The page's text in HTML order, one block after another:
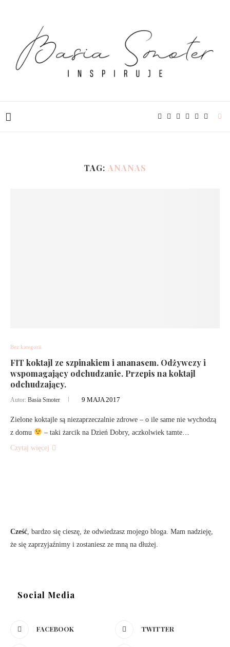
TAG: ANANAS
Bez kategorii
FIT koktajl ze szpinakiem i ananasem. Odżywczy i
wspomagający odchudzanie. Przepis na koktajl
odchudzający.
Autor: Basia Smoter 9 MAJA 2017
Zielone koktajle są niezaprzeczalnie zdrowe – o ile same nie wychodzą
z domu
– taki żarcik na Dzień Dobry, aczkolwiek tamte…
Czytaj więcej
Cześć , bardzo się cieszę, że odwiedzasz mojego bloga. Mam nadzieję,
że się zaprzyjaźnimy i zostaniesz ze mną na dłużej.
Social Media
FACEBOOK TWITTER